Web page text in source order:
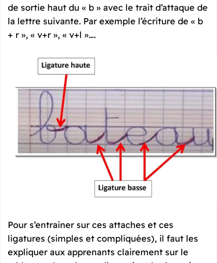
de sortie haut du « b » avec le trait d’attaque de
la lettre suivante. Par exemple l’écriture de « b
+ r », « v+r », « v+l »….
Pour s’entrainer sur ces attaches et ces
ligatures (simples et compliquées), il faut les
expliquer aux apprenants clairement sur le